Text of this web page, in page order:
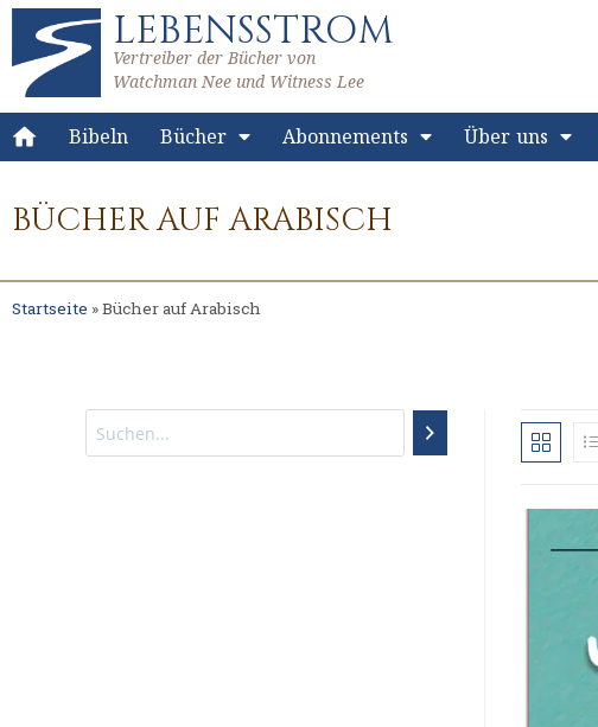
LEBENSSTROM
Vertreiber der Bücher von
Watchman Nee und Witness Lee
Bibeln Bücher Abonnements Über uns
BÜCHER AUF ARABISCH
Startseite »Bücher auf Arabisch